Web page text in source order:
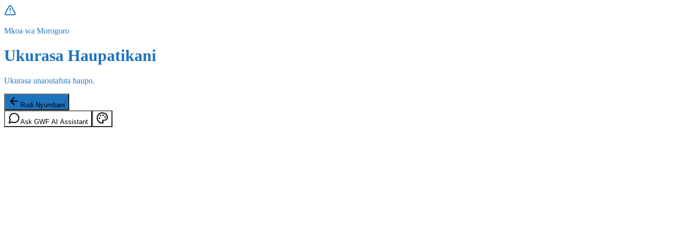
Mkoa wa Morogoro
Ukurasa Haupatikani
Ukurasa unaoutafuta haupo.
Rudi Nyumbani
Ask GWF AI Assistant